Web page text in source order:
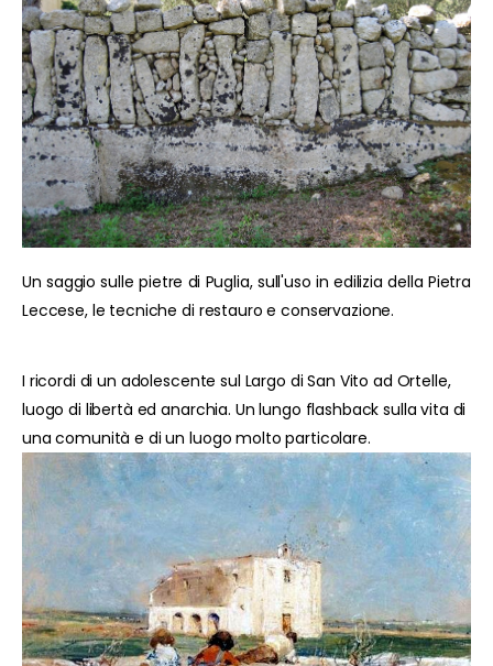
Un saggio sulle pietre di Puglia, sull'uso in edilizia della Pietra
Leccese, le tecniche di restauro e conservazione.
I ricordi di un adolescente sul Largo di San Vito ad Ortelle,
luogo di libertà ed anarchia. Un lungo flashback sulla vita di
una comunità e di un luogo molto particolare.